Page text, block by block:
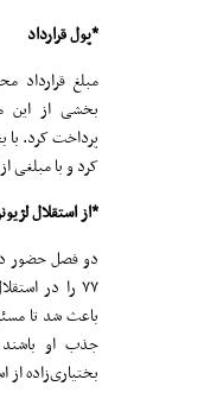
*پول قرار‌داد
بخشی از این
پرداخت کرد. با
کرد و با مبلغی
*از استقلال
۷۷ را در
باعث شد تا
جذب او
بختیاری‌زاده